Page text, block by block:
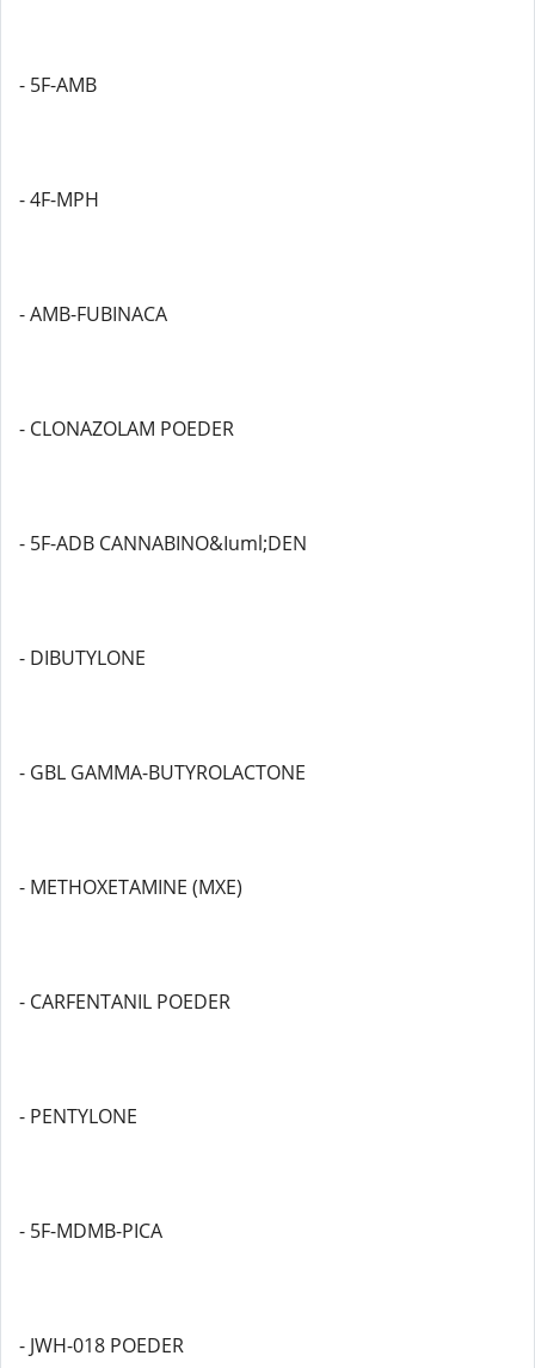
- 5F-AMB
- 4F-MPH
- AMB-FUBINACA
- CLONAZOLAM POEDER
- 5F-ADB CANNABINO&Iuml;DEN
- DIBUTYLONE
- GBL GAMMA-BUTYROLACTONE
- METHOXETAMINE (MXE)
- CARFENTANIL POEDER
- PENTYLONE
- 5F-MDMB-PICA
- JWH-018 POEDER